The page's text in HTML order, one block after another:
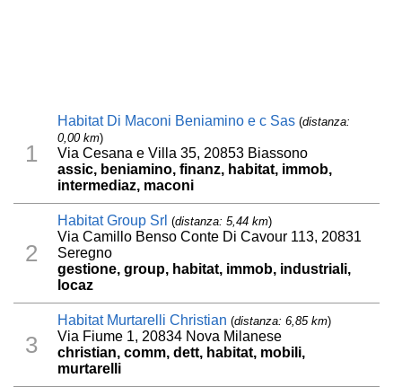
1
Habitat Di Maconi Beniamino e c Sas (distanza:
0,00 km)
Via Cesana e Villa 35, 20853 Biassono
assic, beniamino, finanz, habitat, immob,
intermediaz, maconi
2
Habitat Group Srl (distanza: 5,44 km)
Via Camillo Benso Conte Di Cavour 113, 20831
Seregno
gestione, group, habitat, immob, industriali,
locaz
3
Habitat Murtarelli Christian (distanza: 6,85 km)
Via Fiume 1, 20834 Nova Milanese
christian, comm, dett, habitat, mobili,
murtarelli